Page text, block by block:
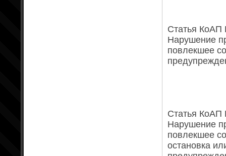
Статья КоАП
Нарушение
повлекшее
Статья КоАП
Нарушение
повлекшее
остановка